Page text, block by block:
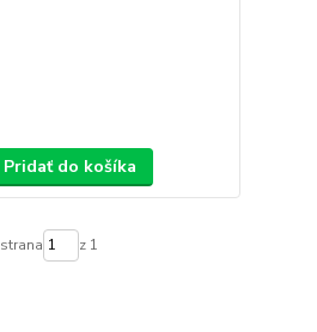
Pridať do košíka
strana z 1